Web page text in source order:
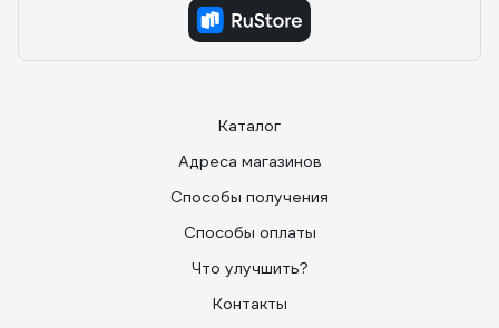
Каталог
Адреса магазинов
Способы получения
Способы оплаты
Что улучшить?
Контакты